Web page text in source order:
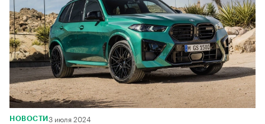
НОВОСТИ 3 июля 2024